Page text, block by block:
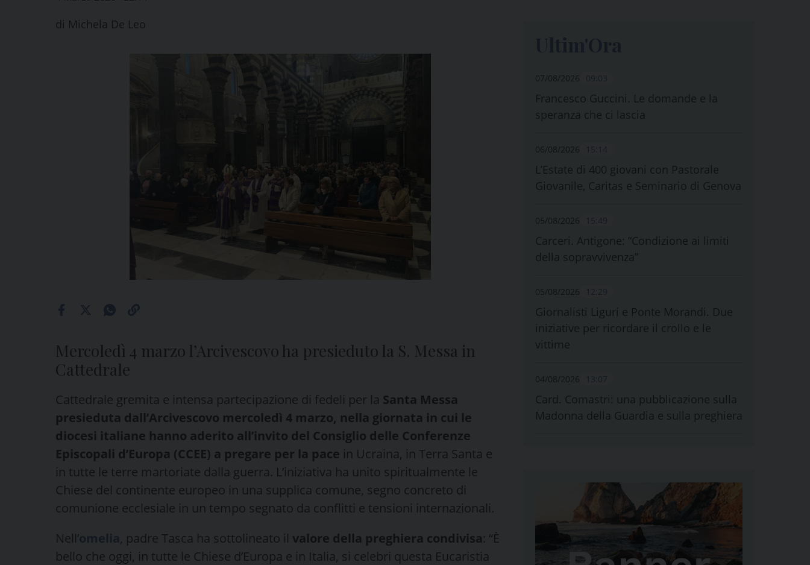
di Michela De Leo
Mercoledì 4 marzo l’Arcivescovo ha presieduto la S. Messa in
Cattedrale
Cattedrale gremita e intensa partecipazione di fedeli per la Santa Messa
presieduta dall’Arcivescovo mercoledì 4 marzo, nella giornata in cui le
diocesi italiane hanno aderito all’invito del Consiglio delle Conferenze
Episcopali d’Europa (CCEE) a pregare per la pace in Ucraina, in Terra Santa e
in tutte le terre martoriate dalla guerra. L’iniziativa ha unito spiritualmente le
Chiese del continente europeo in una supplica comune, segno concreto di
comunione ecclesiale in un tempo segnato da conflitti e tensioni internazionali.
Nell’
, padre Tasca ha sottolineato il valore della preghiera condivisa: “È
bello che oggi, in tutte le Chiese d’Europa e in Italia, si celebri questa Eucaristia
07/08/2026
Francesco Guccini. Le domande e la
speranza che ci lascia
06/08/2026
L’Estate di 400 giovani con Pastorale
Giovanile, Caritas e Seminario di Genova
05/08/2026
Carceri. Antigone: “Condizione ai limiti
della sopravvivenza”
05/08/2026
Giornalisti Liguri e Ponte Morandi. Due
iniziative per ricordare il crollo e le
vittime
04/08/2026
Card. Comastri: una pubblicazione sulla
Madonna della Guardia e sulla preghiera